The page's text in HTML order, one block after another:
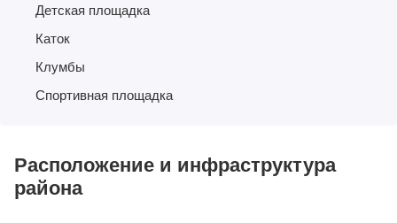
Детская площадка
Каток
Клумбы
Спортивная площадка
Расположение и инфраструктура
района